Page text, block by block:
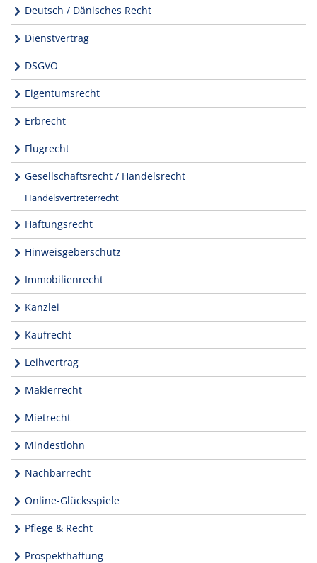
Deutsch / Dänisches Recht
Dienstvertrag
DSGVO
Eigentumsrecht
Erbrecht
Flugrecht
Gesellschaftsrecht / Handelsrecht
Handelsvertreterrecht
Haftungsrecht
Hinweisgeberschutz
Immobilienrecht
Kanzlei
Kaufrecht
Leihvertrag
Maklerrecht
Mietrecht
Mindestlohn
Nachbarrecht
Online-Glücksspiele
Pflege & Recht
Prospekthaftung